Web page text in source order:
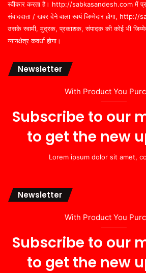
स्वीकार करता है। http://sabkasandesh.com में
संवाददाता / खबर देने वाला स्वयं जिम्मेदार होगा,
उसके स्वामी, मुद्रक, प्रकाशक, संपादक की कोई भी
न्यायक्षेत्र कवर्धा होगा।
Newsletter
With Product You
Subscribe to our
to get the new
Lorem ipsum dolor sit amet,
Newsletter
With Product You
Subscribe to our
to get the new